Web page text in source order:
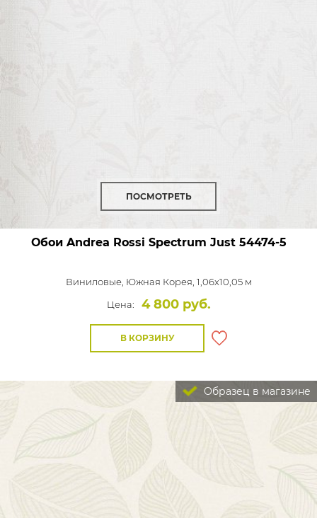
ПОСМОТРЕТЬ
Обои Andrea Rossi Spectrum Just54474-5
Виниловые, Южная Корея, 1,06x10,05 м
Цена:
4 800 руб.
В КОРЗИНУ
Образец в магазине